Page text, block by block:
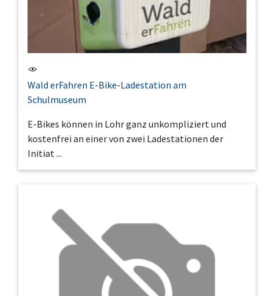
Wald erFahren E-Bike-Ladestation am
Schulmuseum
E-Bikes können in Lohr ganz unkompliziert und
kostenfrei an einer von zwei Ladestationen der
Initiat ...